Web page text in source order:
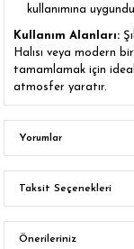
kullanımına
Kullanım Alanları:
Halısı veya modern
tamamlamak için
atmosfer yaratır.
Yorumlar
Taksit Seçenekleri
Önerileriniz